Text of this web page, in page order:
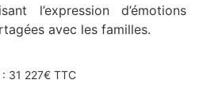
l’expression d’émotions
avec les familles.
: 31 227€ TTC